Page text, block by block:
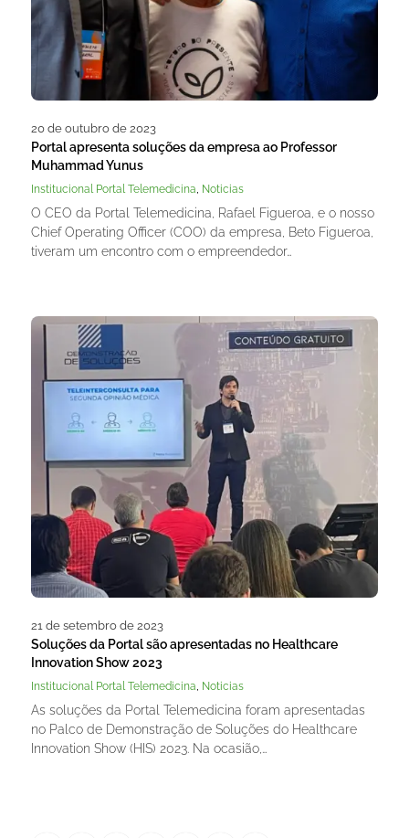
20 de outubro de 2023
Portal apresenta soluções da empresa ao Professor
Muhammad Yunus
Institucional Portal Telemedicina, Noticias
O CEO da Portal Telemedicina, Rafael Figueroa, e o nosso
Chief Operating Officer (COO) da empresa, Beto Figueroa,
tiveram um encontro com o empreendedor…
21 de setembro de 2023
Soluções da Portal são apresentadas no Healthcare
Innovation Show 2023
Institucional Portal Telemedicina, Noticias
As soluções da Portal Telemedicina foram apresentadas
no Palco de Demonstração de Soluções do Healthcare
Innovation Show (HIS) 2023. Na ocasião,…